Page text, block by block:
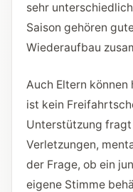
sehr
Saison gehören
Wiederaufbau
Auch Eltern können
ist kein
Unterstützung fragt
Verletzungen,
der Frage, ob ein
eigene Stimme